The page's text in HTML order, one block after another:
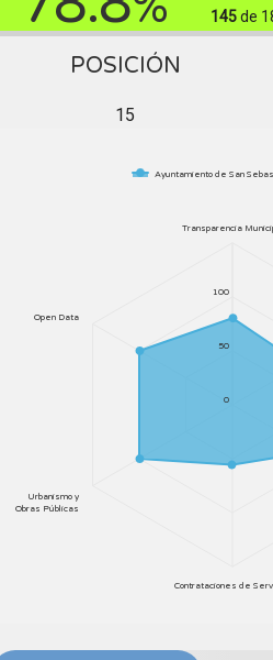
145de
POSICIÓN
15
Ayuntamiento de San
Transparencia
Contrataciones de
Urbanismo y
Obras Públicas
Open Data
0
50
100